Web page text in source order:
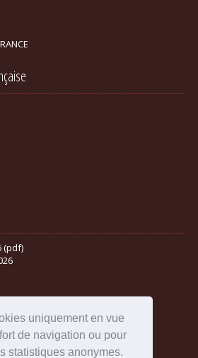
uniquement en vue
de navigation ou pour
statistiques anonymes.
(pdf)